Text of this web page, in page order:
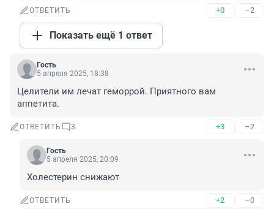
ОТВЕТИТЬ +0 –2
Показать ещё 1 ответ
Гость
5 апреля 2025, 18:38
Целители им лечат геморрой. Приятного вам
аппетита.
ОТВЕТИТЬ 3 +3 –2
Гость
5 апреля 2025, 20:09
Холестерин снижают
ОТВЕТИТЬ +2 –0